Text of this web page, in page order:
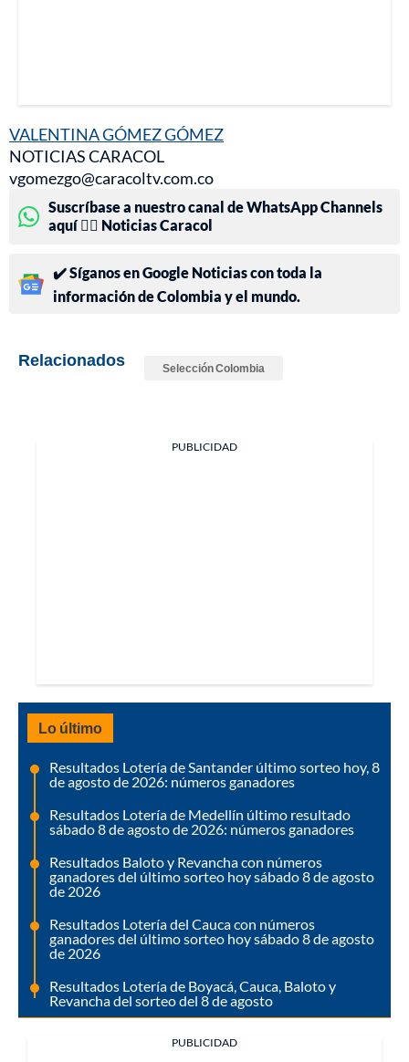
VALENTINA GÓMEZ GÓMEZ
NOTICIAS CARACOL
vgomezgo@caracoltv.com.co
Suscríbase a nuestro canal de WhatsApp Channels
aquí 👉🏻 Noticias Caracol
✔️ Síganos en Google Noticias con toda la
información de Colombia y el mundo.
Relacionados Selección Colombia
PUBLICIDAD
Lo último
Resultados Lotería de Santander último sorteo hoy, 8
de agosto de 2026: números ganadores
Resultados Lotería de Medellín último resultado
sábado 8 de agosto de 2026: números ganadores
Resultados Baloto y Revancha con números
ganadores del último sorteo hoy sábado 8 de agosto
de 2026
Resultados Lotería del Cauca con números
ganadores del último sorteo hoy sábado 8 de agosto
de 2026
Resultados Lotería de Boyacá, Cauca, Baloto y
Revancha del sorteo del 8 de agosto
PUBLICIDAD